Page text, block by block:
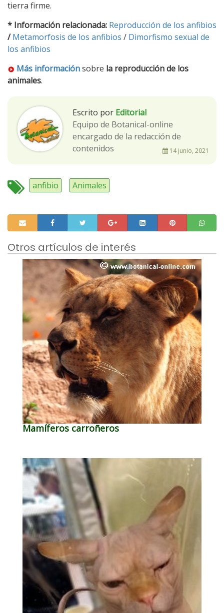
tierra firme.
* Información relacionada: Reproducción de los anfibios
/ Metamorfosis de los anfibios / Dimorfismo sexual de
los anfibios
Más informaciónsobre la reproducción de los
animales.
Escrito por Editorial
Equipo de Botanical-online
encargado de la redacción de
contenidos
14 junio, 2021
anfibio Animales
Otros artículos de interés
Mamíferos carroñeros